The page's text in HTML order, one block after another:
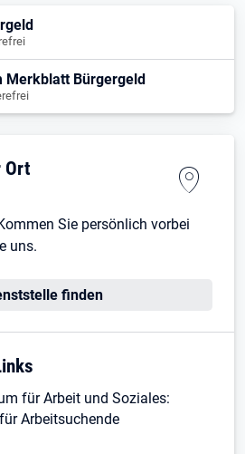
Merkblatt Bürgergeld
Ort
Sie persönlich vorbei
uns.
finden
für Arbeit und Soziales:
Arbeitsuchende